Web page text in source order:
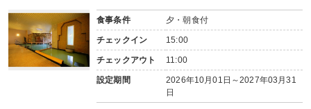
食事条件 夕・朝食付
チェックイン 15:00
チェックアウト 11:00
設定期間
2026年10月01日～2027年03月31
日